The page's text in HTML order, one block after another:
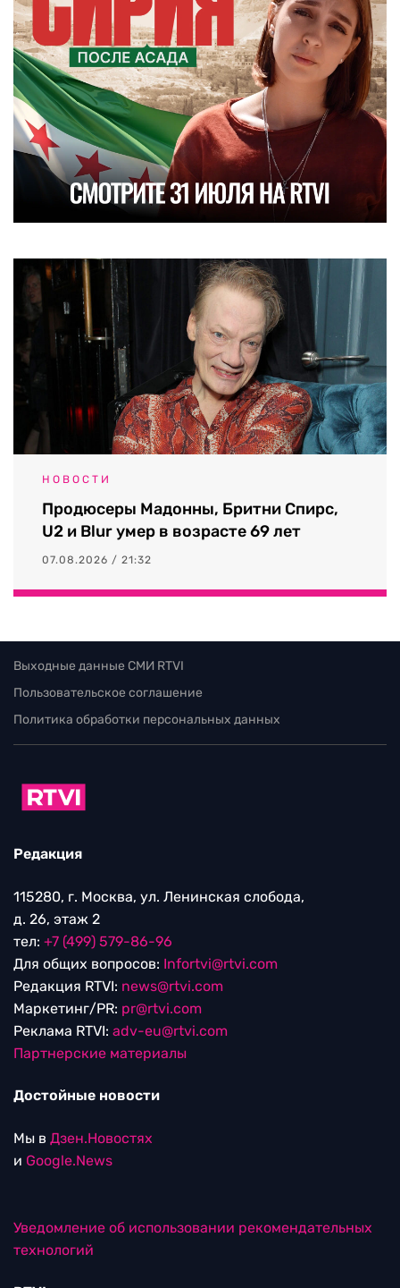
НОВОСТИ
Продюсеры Мадонны, Бритни Спирс,
U2 и Blur умер в возрасте 69 лет
07.08.2026 / 21:32
Выходные данные СМИ RTVI
Пользовательское соглашение
Политика обработки персональных данных
Редакция
115280, г. Москва, ул. Ленинская слобода,
д. 26, этаж 2
тел: +7 (499) 579-86-96
Для общих вопросов: Infortvi@rtvi.com
Редакция RTVI: news@rtvi.com
Маркетинг/PR: pr@rtvi.com
Реклама RTVI: adv-eu@rtvi.com
Партнерские материалы
Достойные новости
Мы в Дзен.Новостях
и Google.News
Уведомление об использовании рекомендательных
технологий